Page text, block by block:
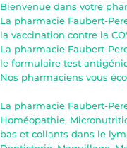
Bienvenue dans votre
La pharmacie Faubert-
la vaccination contre la
La pharmacie Faubert-
le formulaire test
Nos pharmaciens vous
La pharmacie Faubert-
Homéopathie,
bas et collants dans le